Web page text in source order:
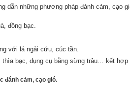
dẫn những phương pháp đánh cảm, cạo
đồng bạc.
với lá ngải cứu, cúc tần.
thìa bạc, dụng cụ bằng sừng trâu… kết hợp
đánh cảm, cạo gió.